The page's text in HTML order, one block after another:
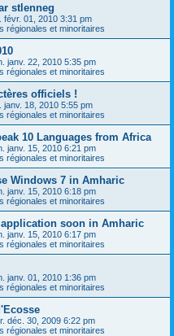
stlenneg
févr. 01, 2010 3:31 pm
régionales et minoritaires
janv. 22, 2010 5:35 pm
régionales et minoritaires
officiels !
janv. 18, 2010 5:55 pm
régionales et minoritaires
10 Languages from Africa
janv. 15, 2010 6:21 pm
régionales et minoritaires
Windows 7 in Amharic
janv. 15, 2010 6:18 pm
régionales et minoritaires
soon in Amharic
janv. 15, 2010 6:17 pm
régionales et minoritaires
janv. 01, 2010 1:36 pm
régionales et minoritaires
déc. 30, 2009 6:22 pm
régionales et minoritaires